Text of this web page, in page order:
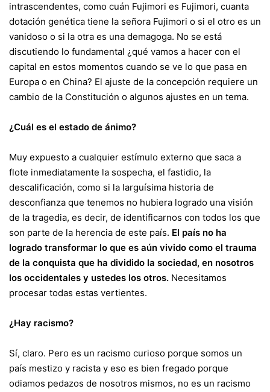
intrascendentes, como cuán Fujimori es Fujimori, cuanta
dotación genética tiene la señora Fujimori o si el otro es un
vanidoso o si la otra es una demagoga. No se está
discutiendo lo fundamental ¿qué vamos a hacer con el
capital en estos momentos cuando se ve lo que pasa en
Europa o en China? El ajuste de la concepción requiere un
cambio de la Constitución o algunos ajustes en un tema.
¿Cuál es el estado de ánimo?
Muy expuesto a cualquier estímulo externo que saca a
flote inmediatamente la sospecha, el fastidio, la
descalificación, como si la larguísima historia de
desconfianza que tenemos no hubiera logrado una visión
de la tragedia, es decir, de identificarnos con todos los que
son parte de la herencia de este país. El país no ha
logrado transformar lo que es aún vivido como el trauma
de la conquista que ha dividido la sociedad, en nosotros
los occidentales y ustedes los otros. Necesitamos
procesar todas estas vertientes.
¿Hay racismo?
Sí, claro. Pero es un racismo curioso porque somos un
país mestizo y racista y eso es bien fregado porque
odiamos pedazos de nosotros mismos, no es un racismo